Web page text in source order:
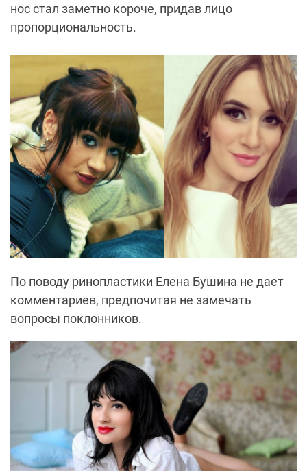
нос стал заметно короче, придав лицо
пропорциональность.
По поводу ринопластики Елена Бушина не дает
комментариев, предпочитая не замечать
вопросы поклонников.